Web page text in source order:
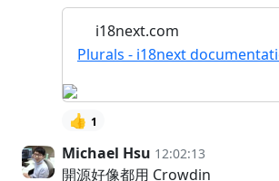
i18next.com
Plurals - i18next
👍 1
Michael Hsu 12:02:13
開源好像都用 Crowdin